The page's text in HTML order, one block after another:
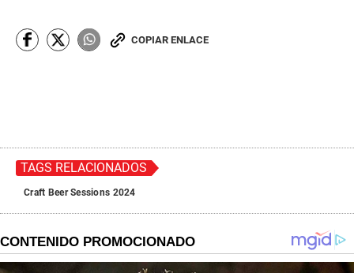
COPIAR ENLACE
TAGS RELACIONADOS
Craft Beer Sessions 2024